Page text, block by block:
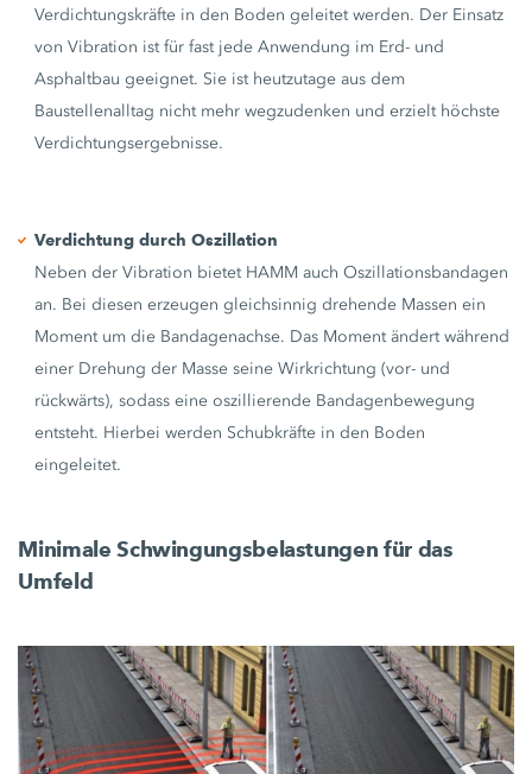
Verdichtungskräfte in den Boden geleitet werden. Der Einsatz
von Vibration ist für fast jede Anwendung im Erd- und
Asphaltbau geeignet. Sie ist heutzutage aus dem
Baustellenalltag nicht mehr wegzudenken und erzielt höchste
Verdichtungsergebnisse.
Verdichtung durch Oszillation
Neben der Vibration bietet HAMM auch Oszillationsbandagen
an. Bei diesen erzeugen gleichsinnig drehende Massen ein
Moment um die Bandagenachse. Das Moment ändert während
einer Drehung der Masse seine Wirkrichtung (vor- und
rückwärts), sodass eine oszillierende Bandagenbewegung
entsteht. Hierbei werden Schubkräfte in den Boden
eingeleitet.
Minimale Schwingungsbelastungen für das
Umfeld